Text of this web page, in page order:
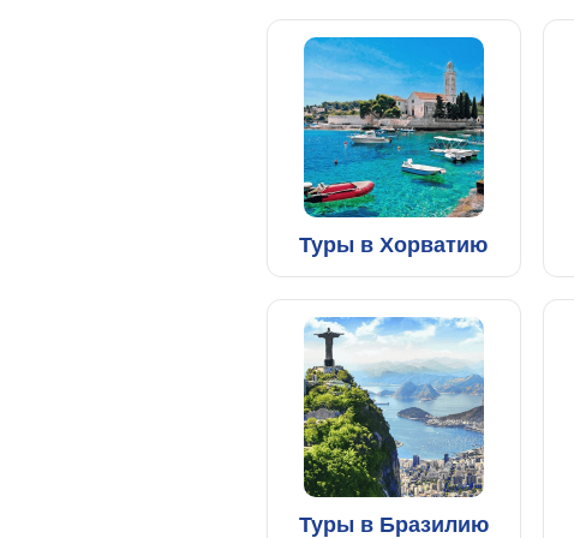
Туры в Хорватию
Туры в Бразилию